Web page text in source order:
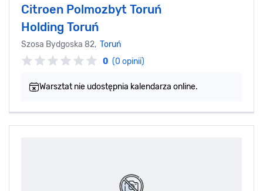
Citroen Polmozbyt Toruń
Holding Toruń
Szosa Bydgoska 82, Toruń
0 (0 opinii)
Warsztat nie udostępnia kalendarza online.